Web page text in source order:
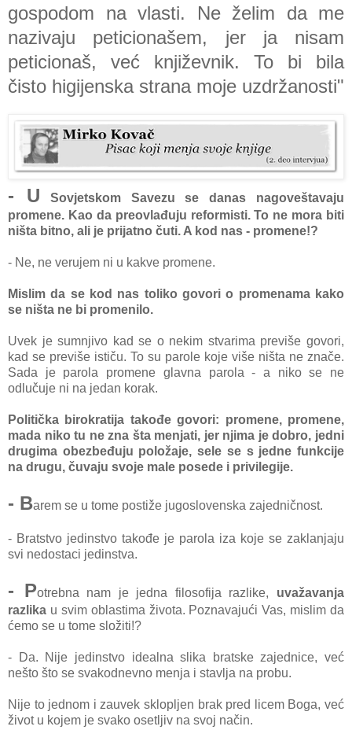
gospodom na vlasti. Ne želim da me
nazivaju peticionašem, jer ja nisam
peticionaš, već književnik. To bi bila
čisto higijenska strana moje uzdržanosti"
- U Sovjetskom Savezu se danas nagoveštavaju
promene. Kao da preovlađuju reformisti. To ne mora biti
ništa bitno, ali je prijatno čuti. A kod nas - promene!?
- Ne, ne verujem ni u kakve promene.
Mislim da se kod nas toliko govori o promenama kako
se ništa ne bi promenilo.
Uvek je sumnjivo kad se o nekim stvarima previše govori,
kad se previše ističu. To su parole koje više ništa ne znače.
Sada je parola promene glavna parola - a niko se ne
odlučuje ni na jedan korak.
Politička birokratija takođe govori: promene, promene,
mada niko tu ne zna šta menjati, jer njima je dobro, jedni
drugima obezbeđuju položaje, sele se s jedne funkcije
na drugu, čuvaju svoje male posede i privilegije.
- Barem se u tome postiže jugoslovenska zajedničnost.
- Bratstvo jedinstvo takođe je parola iza koje se zaklanjaju
svi nedostaci jedinstva.
- Potrebna nam je jedna filosofija razlike, uvažavanja
razlika u svim oblastima života. Poznavajući Vas, mislim da
ćemo se u tome složiti!?
- Da. Nije jedinstvo idealna slika bratske zajednice, već
nešto što se svakodnevno menja i stavlja na probu.
Nije to jednom i zauvek sklopljen brak pred licem Boga, već
život u kojem je svako osetljiv na svoj način.